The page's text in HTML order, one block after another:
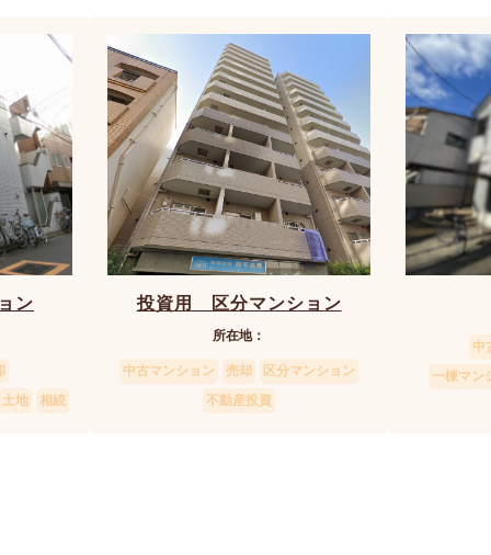
ン
土地
相続
投資用 区分マンション
所在地：
中古マンション 売却
区分マンション
不動産投資
中
一棟マン